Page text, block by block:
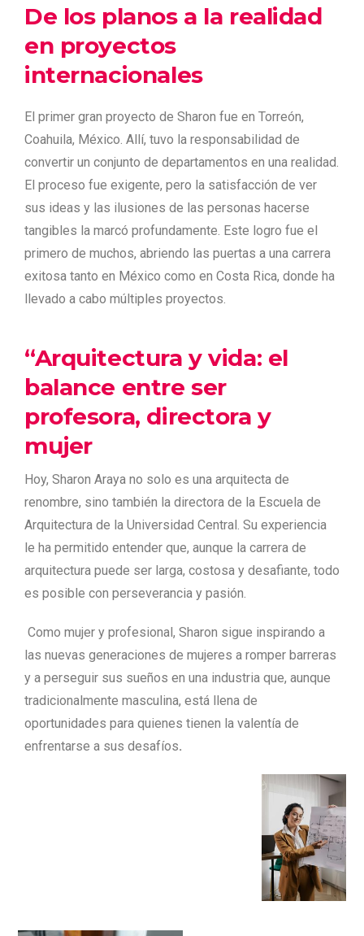
De los planos a la realidad
en proyectos
internacionales
El primer gran proyecto de Sharon fue en Torreón,
Coahuila, México. Allí, tuvo la responsabilidad de
convertir un conjunto de departamentos en una realidad.
El proceso fue exigente, pero la satisfacción de ver
sus ideas y las ilusiones de las personas hacerse
tangibles la marcó profundamente. Este logro fue el
primero de muchos, abriendo las puertas a una carrera
exitosa tanto en México como en Costa Rica, donde ha
llevado a cabo múltiples proyectos.
“Arquitectura y vida: el
balance entre ser
profesora, directora y
mujer
Hoy, Sharon Araya no solo es una arquitecta de
renombre, sino también la directora de la Escuela de
Arquitectura de la Universidad Central. Su experiencia
le ha permitido entender que, aunque la carrera de
arquitectura puede ser larga, costosa y desafiante, todo
es posible con perseverancia y pasión.
Como mujer y profesional, Sharon sigue inspirando a
las nuevas generaciones de mujeres a romper barreras
y a perseguir sus sueños en una industria que, aunque
tradicionalmente masculina, está llena de
oportunidades para quienes tienen la valentía de
enfrentarse a sus desafíos.